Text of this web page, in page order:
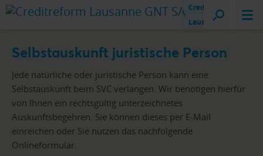
Creditreform
Lausanne
Selbstauskunft juristische Person
Jede natürliche oder juristische Person kann eine
Selbstauskunft beim SVC verlangen. Wir benötigen hierfür
von Ihnen ein rechtsgültig unterzeichnetes
Auskunftsbegehren. Sie können dieses per E-Mail
einreichen oder Sie nutzen das nachfolgende
Onlineformular.